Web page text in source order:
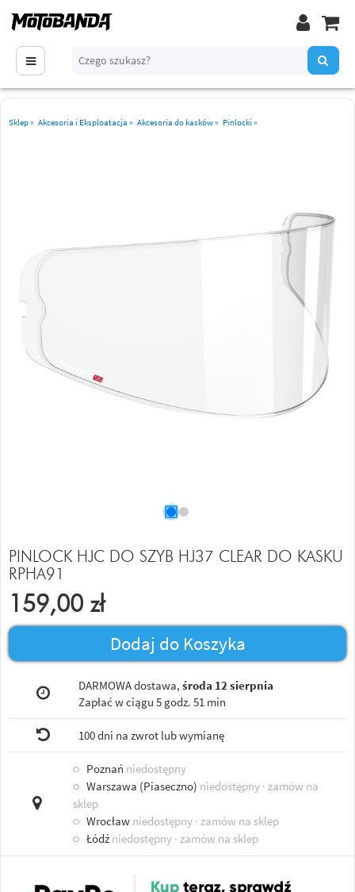
Sklep» Akcesoria i Eksploatacja » Akcesoria do kasków» Pinlocki »
PINLOCK HJC DO SZYB HJ37 CLEAR DO KASKU
RPHA91
159,00 zł
Dodaj do Koszyka
DARMOWA dostawa, środa 12 sierpnia
Zapłać w ciągu 5 godz. 51 min
100 dni na zwrot lub wymianę
○ Poznań niedostępny
○ Warszawa (Piaseczno) niedostępny · zamów na
sklep
○ Wrocław niedostępny · zamów na sklep
○ Łódź niedostępny · zamów na sklep